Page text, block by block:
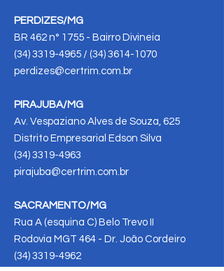
PERDIZES/MG
BR 462 n° 1755 - Bairro Divineia
(34) 3319-4965 / (34) 3614-1070
perdizes@certrim.com.br
PIRAJUBA/MG
Av. Vespaziano Alves de Souza, 625
Distrito Empresarial Edson Silva
(34) 3319-4963
pirajuba@certrim.com.br
SACRAMENTO/MG
Rua A (esquina C) Belo Trevo II
Rodovia MGT 464 - Dr. João Cordeiro
(34) 3319-4962